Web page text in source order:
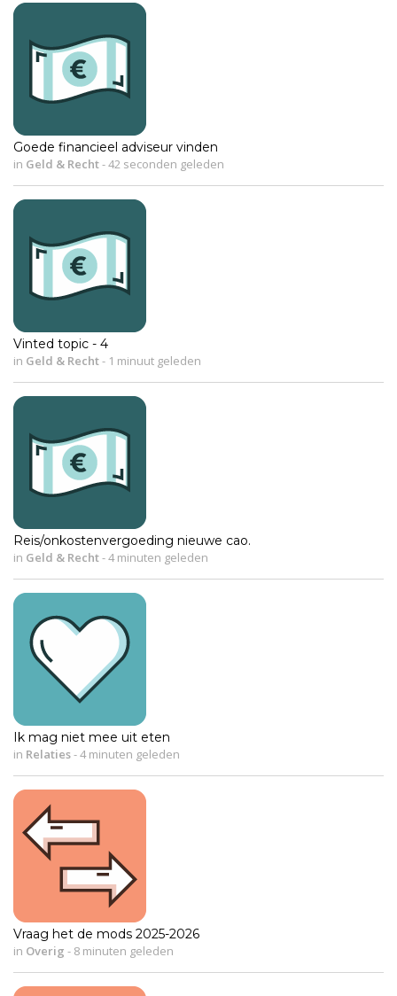
Goede financieel adviseur vinden
in Geld & Recht-42 seconden geleden
Vinted topic - 4
in Geld & Recht- 1 minuut geleden
Reis/onkostenvergoeding nieuwe cao.
in Geld & Recht-4 minuten geleden
Ik mag niet mee uit eten
in Relaties-4 minuten geleden
Vraag het de mods 2025-2026
in Overig - 8 minuten geleden